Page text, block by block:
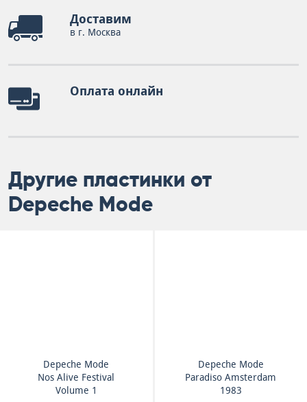
Доставим
в г. Москва
Оплата онлайн
Другие пластинки от
Depeche Mode
Depeche Mode
Nos Alive Festival
Volume 1
Depeche Mode
Paradiso Amsterdam
1983